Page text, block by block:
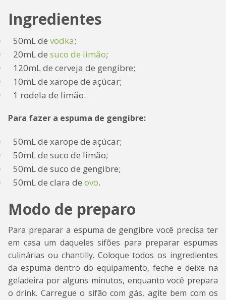
Ingredientes
50mL de vodka;
20mL de suco de limão;
120mL de cerveja de gengibre;
10mL de xarope de açúcar;
1 rodela de limão.
Para fazer a espuma de gengibre:
50mL de xarope de açúcar;
50mL de suco de limão;
50mL de suco de gengibre;
50mL de clara de ovo.
Modo de preparo
Para preparar a espuma de gengibre você precisa ter
em casa um daqueles sifões para preparar espumas
culinárias ou chantilly. Coloque todos os ingredientes
da espuma dentro do equipamento, feche e deixe na
geladeira por alguns minutos, enquanto você prepara
o drink. Carregue o sifão com gás, agite bem com os